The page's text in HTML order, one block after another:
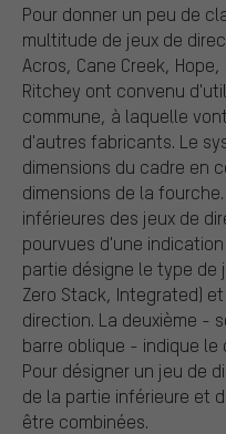
Pour donner un peu de
multitude de jeux de
Acros, Cane Creek,
Ritchey ont convenu
commune, à laquelle
d'autres fabricants. Le
dimensions du cadre en
dimensions de la
inférieures des jeux de
pourvues d'une
partie désigne le type de
Zero Stack, Integrated)
direction. La deuxième -
barre oblique - indique
Pour désigner un jeu de
de la partie inférieure et
être combinées.